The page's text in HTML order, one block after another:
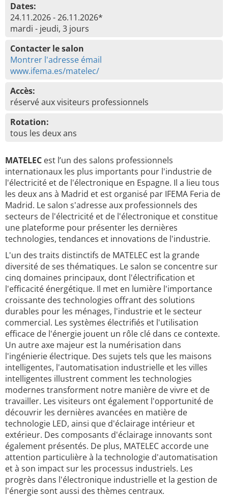
Dates:
24.11.2026 - 26.11.2026*
mardi - jeudi, 3 jours
Contacter le salon
Montrer l'adresse émail
www.ifema.es/matelec/
Accès:
réservé aux visiteurs professionnels
Rotation:
tous les deux ans
MATELEC est l’un des salons professionnels
internationaux les plus importants pour l'industrie de
l'électricité et de l'électronique en Espagne. Il a lieu tous
les deux ans à Madrid et est organisé par IFEMA Feria de
Madrid. Le salon s'adresse aux professionnels des
secteurs de l'électricité et de l'électronique et constitue
une plateforme pour présenter les dernières
technologies, tendances et innovations de l'industrie.
L'un des traits distinctifs de MATELEC est la grande
diversité de ses thématiques. Le salon se concentre sur
cinq domaines principaux, dont l'électrification et
l'efficacité énergétique. Il met en lumière l'importance
croissante des technologies offrant des solutions
durables pour les ménages, l'industrie et le secteur
commercial. Les systèmes électrifiés et l'utilisation
efficace de l'énergie jouent un rôle clé dans ce contexte.
Un autre axe majeur est la numérisation dans
l'ingénierie électrique. Des sujets tels que les maisons
intelligentes, l'automatisation industrielle et les villes
intelligentes illustrent comment les technologies
modernes transforment notre manière de vivre et de
travailler. Les visiteurs ont également l'opportunité de
découvrir les dernières avancées en matière de
technologie LED, ainsi que d'éclairage intérieur et
extérieur. Des composants d'éclairage innovants sont
également présentés. De plus, MATELEC accorde une
attention particulière à la technologie d'automatisation
et à son impact sur les processus industriels. Les
progrès dans l'électronique industrielle et la gestion de
l'énergie sont aussi des thèmes centraux.